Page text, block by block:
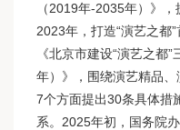
（2019年-2035年）》，
2023年，打造“演艺之都
《北京市建设“演艺之都
年）》，围绕演艺精品
7个方面提出30条具体措
系。2025年初，国务院